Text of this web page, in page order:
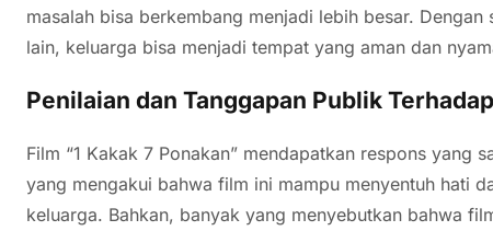
masalah bisa berkembang menjadi lebih besar.
lain, keluarga bisa menjadi tempat yang aman dan
Penilaian dan Tanggapan Publik
Film “1 Kakak 7 Ponakan” mendapatkan respons yang
yang mengakui bahwa film ini mampu menyentuh hati
keluarga. Bahkan, banyak yang menyebutkan bahwa